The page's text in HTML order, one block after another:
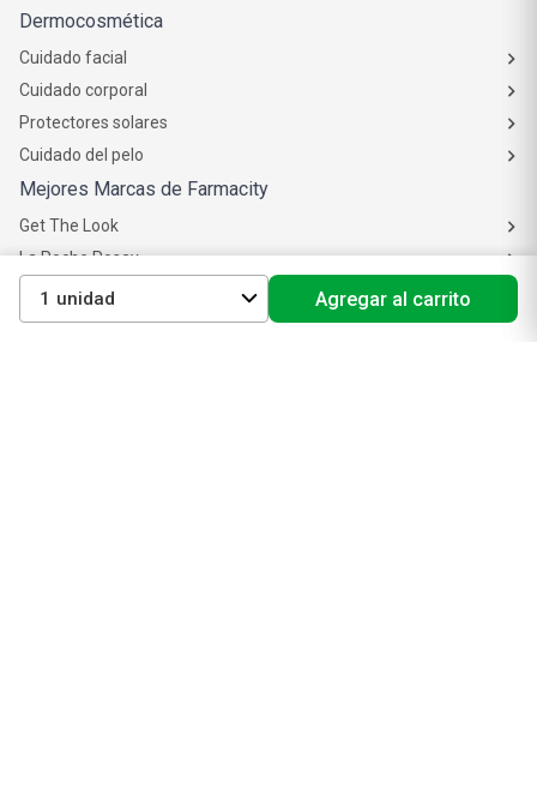
1 Agregar al carrito
Dermocosmética
Cuidado facial
Cuidado corporal
Protectores solares
Cuidado del pelo
Mejores Marcas de Farmacity
Get The Look
La Roche Posay
Vichy
Eucerin